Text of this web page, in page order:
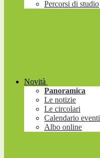
Percorsi di studio
Novità
Panoramica
Le notizie
Le circolari
Calendario eventi
Albo online